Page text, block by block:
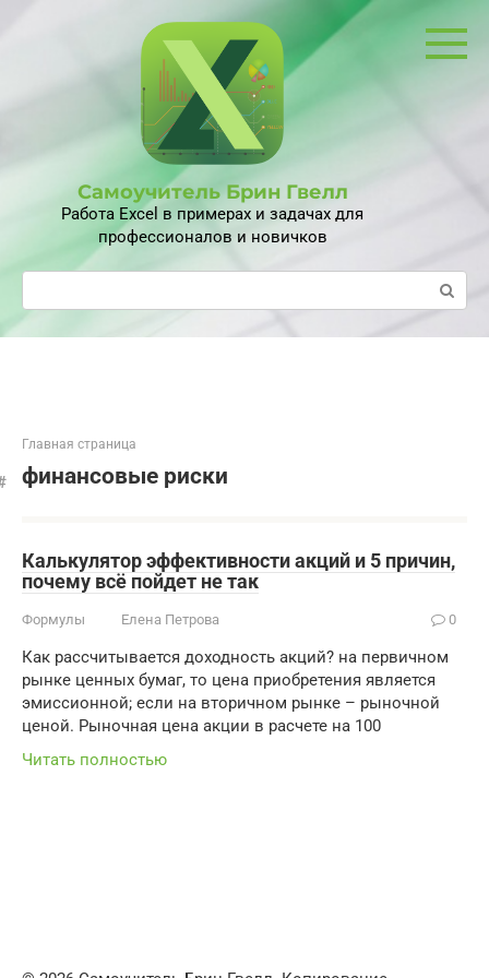
Самоучитель Брин Гвелл
Работа Excel в примерах и задачах для
профессионалов и новичков
Поиск:
Главная страница
финансовые риски
Калькулятор эффективности акций и 5 причин,
почему всё пойдет не так
Формулы Елена Петрова 0
Как рассчитывается доходность акций? на первичном
рынке ценных бумаг, то цена приобретения является
эмиссионной; если на вторичном рынке – рыночной
ценой. Рыночная цена акции в расчете на 100
Читать полностью